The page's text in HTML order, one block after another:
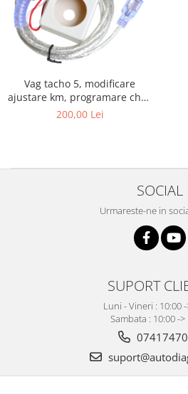
Vag tacho 5, modificare
ajustare km, programare chei,
programare cipuri ID48
200,00 Lei
SOCIAL
Urmareste-ne in
SUPORT
Luni - Vineri : 10:00
Sambata : 10:00 ->